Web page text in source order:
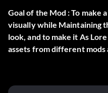
Goal of the Mod : To make
visually while Maintaining
look, and to make it As
assets from different mods